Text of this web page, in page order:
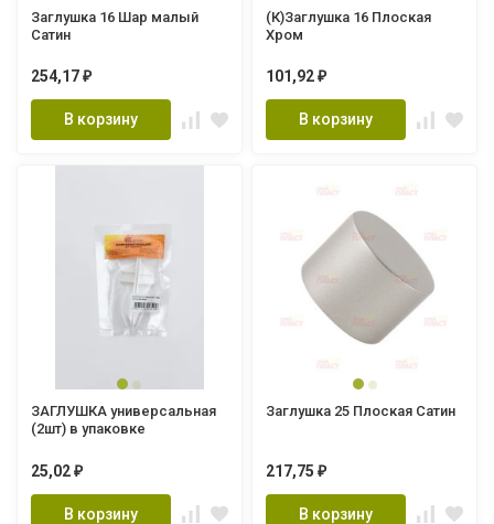
Заглушка 16 Шар малый
Сатин
254,17 ₽
В корзину
(К)Заглушка 16 Плоская
Хром
101,92 ₽
В корзину
ЗАГЛУШКА универсальная
(2шт) в упаковке
25,02 ₽
В корзину
Заглушка 25 Плоская Сатин
217,75 ₽
В корзину